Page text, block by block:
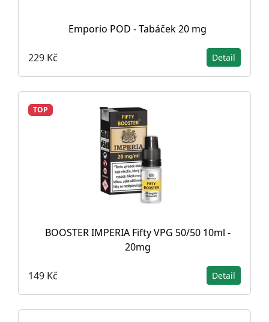
Emporio POD - Tabáček 20 mg
229 Kč Detail
TOP
BOOSTER IMPERIA Fifty VPG 50/50 10ml -
20mg
149 Kč Detail